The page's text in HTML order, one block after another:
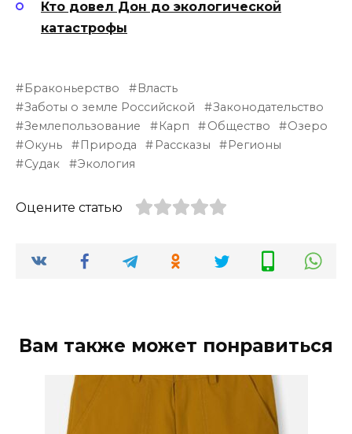
Кто довел Дон до экологической
катастрофы
Браконьерство
Власть
Заботы о земле Российской
Законодательство
Землепользование
Карп Общество
Озеро
Окунь
Природа Рассказы
Регионы
Судак
Экология
Оцените статью
Вам также может понравиться